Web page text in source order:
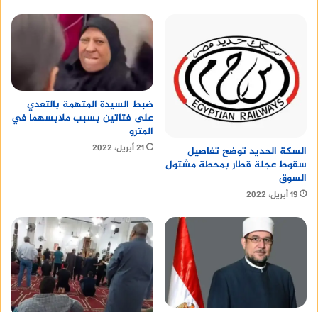
السكة الحديد توضح تفاصيل
سقوط عجلة قطار بمحطة مشتول
السوق
19 أبريل، 2022
ضبط السيدة المتهمة بالتعدي
على فتاتين بسبب ملابسهما في
المترو
21 أبريل، 2022